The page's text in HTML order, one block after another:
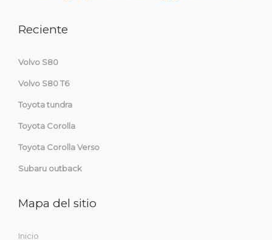
Reciente
Volvo S80
Volvo S80 T6
Toyota tundra
Toyota Corolla
Toyota Corolla Verso
Subaru outback
Mapa del sitio
Inicio